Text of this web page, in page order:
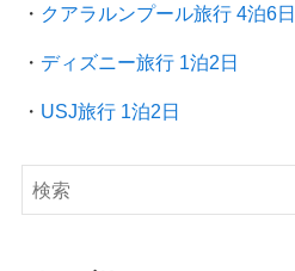
・ クアラルンプール旅行 4泊6日
・ ディズニー旅行 1泊2日
・ USJ旅行 1泊2日